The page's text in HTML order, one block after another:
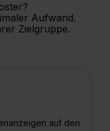
Aufwand.
Zielgruppe.
auf den